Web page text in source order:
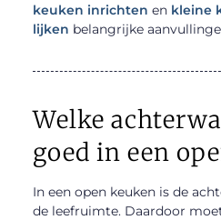
keuken inrichten en kleine
lijken belangrijke
Welke
goed in een
In een open keuken is de
de leefruimte. Daardoor